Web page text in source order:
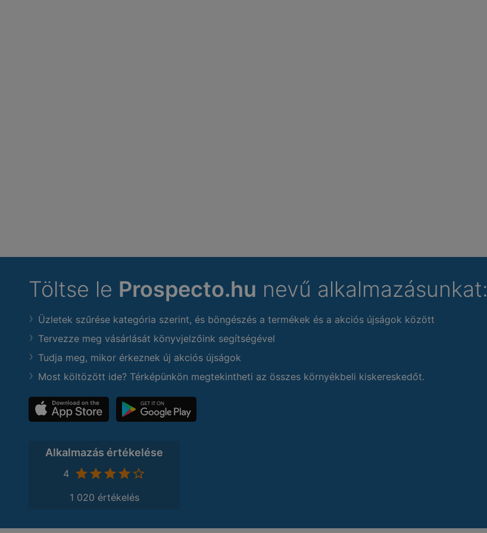
Töltse le Prospecto.hu nevű alkalmazásunkat:
Üzletek szűrése kategória szerint, és böngészés a termékek és a akciós újságok között
Tervezze meg vásárlását könyvjelzőink segítségével
Tudja meg, mikor érkeznek új akciós újságok
Most költözött ide? Térképünkön megtekintheti az összes környékbeli kiskereskedőt.
Alkalmazás értékelése
4
1 020 értékelés